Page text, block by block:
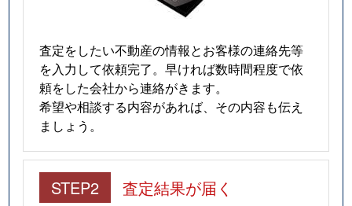
査定をしたい不動産の情報とお客様の連絡先等
を入力して依頼完了。早ければ数時間程度で依
頼をした会社から連絡がきます。
希望や相談する内容があれば、その内容も伝え
ましょう。
STEP2 査定結果が届く